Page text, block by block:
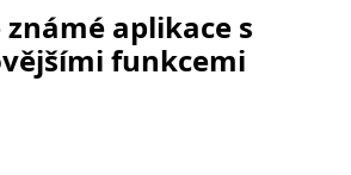
známé aplikace s
funkcemi